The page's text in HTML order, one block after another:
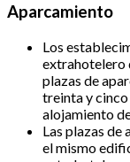
Aparcamiento
Los
extrahotelero
plazas de
treinta y
alojamiento
Las plazas de
el mismo